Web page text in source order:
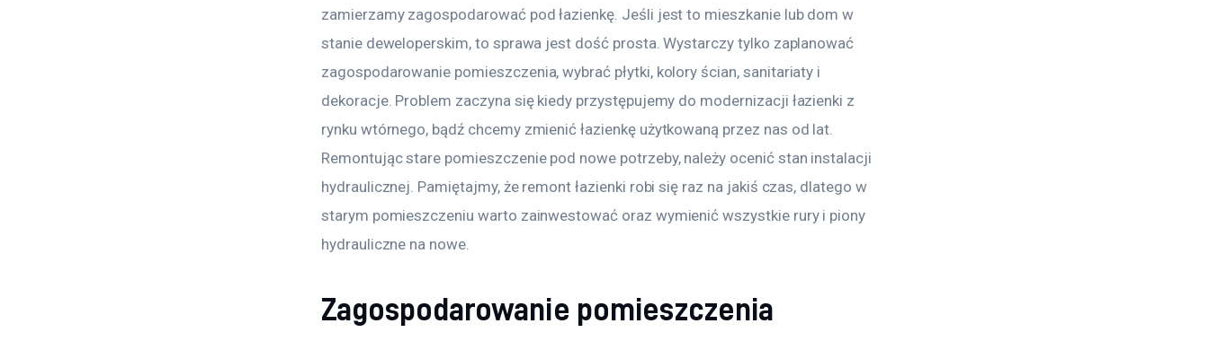
zamierzamy zagospodarować pod łazienkę. Jeśli jest to mieszkanie lub dom w
stanie deweloperskim, to sprawa jest dość prosta. Wystarczy tylko zaplanować
zagospodarowanie pomieszczenia, wybrać płytki, kolory ścian, sanitariaty i
dekoracje. Problem zaczyna się kiedy przystępujemy do modernizacji łazienki z
rynku wtórnego, bądź chcemy zmienić łazienkę użytkowaną przez nas od lat.
Remontując stare pomieszczenie pod nowe potrzeby, należy ocenić stan instalacji
hydraulicznej. Pamiętajmy, że remont łazienki robi się raz na jakiś czas, dlatego w
starym pomieszczeniu warto zainwestować oraz wymienić wszystkie rury i piony
hydrauliczne na nowe.
Zagospodarowanie pomieszczenia